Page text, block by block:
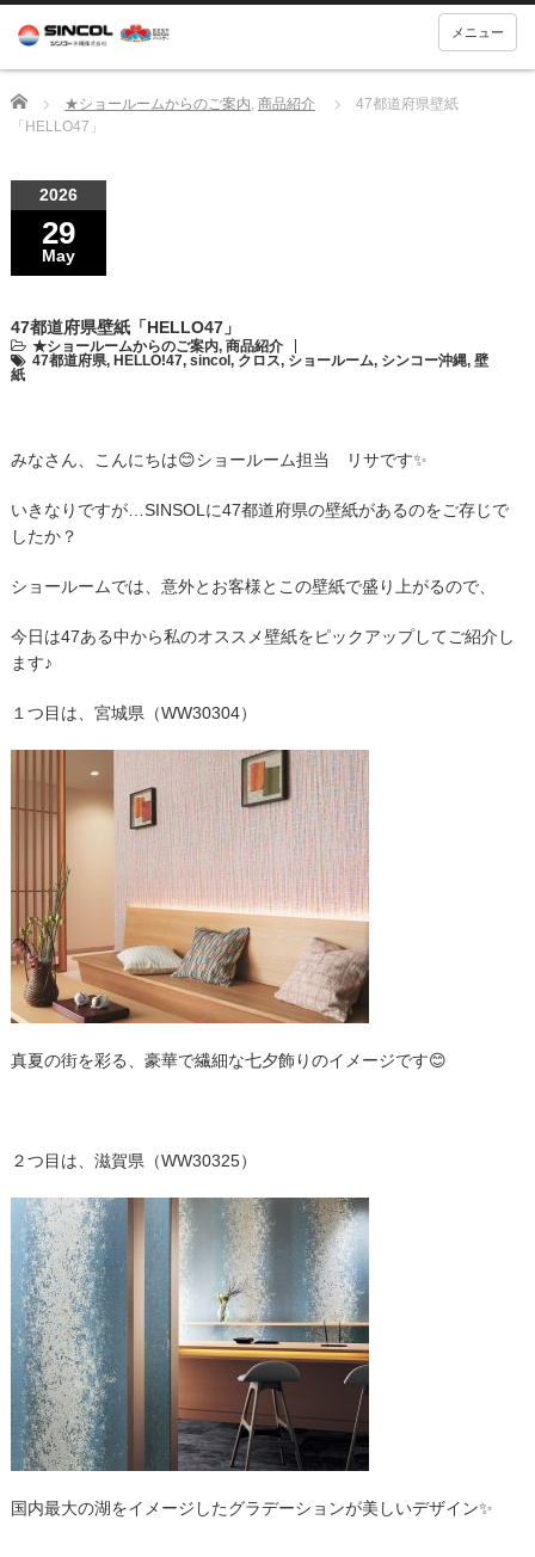
メニュー
Home ★ショールームからのご案内, 商品紹介
47都道府県壁紙
「HELLO47」
2026
29
May
47都道府県壁紙「HELLO47」
★ショールームからのご案内, 商品紹介
47都道府県, HELLO!47, sincol , クロス, ショールーム, シンコー沖縄, 壁
紙
みなさん、こんにちは😊ショールーム担当 リサです✨
いきなりですが…SINSOLに47都道府県の壁紙があるのをご存じで
したか？
ショールームでは、意外とお客様とこの壁紙で盛り上がるので、
今日は47ある中から私のオススメ壁紙をピックアップしてご紹介し
ます♪
１つ目は、宮城県（WW30304）
真夏の街を彩る、豪華で繊細な七夕飾りのイメージです😊
２つ目は、滋賀県（WW30325）
国内最大の湖をイメージしたグラデーションが美しいデザイン✨